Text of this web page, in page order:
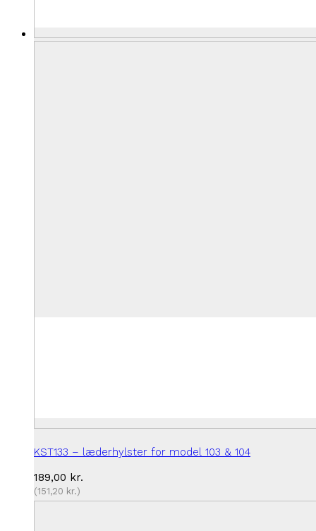
KST133 – læderhylster for model 103 & 104
189,00 kr.
(151,20 kr.)